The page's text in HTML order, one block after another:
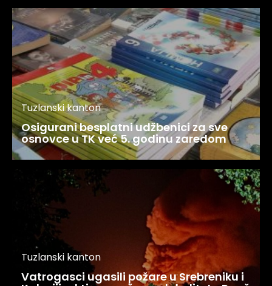
Tuzlanski kanton
Osigurani besplatni udžbenici za sve
osnovce u TK već 5. godinu zaredom
Tuzlanski kanton
Vatrogasci ugasili požare u Srebreniku i